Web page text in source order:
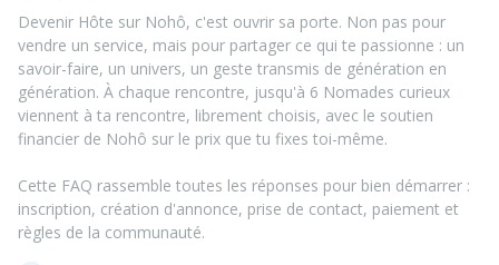
Devenir Hôte sur Nohô, c'est ouvrir sa porte. Non pas pour
vendre un service, mais pour partager ce qui te passionne : un
savoir-faire, un univers, un geste transmis de génération en
génération. À chaque rencontre, jusqu'à 6 Nomades curieux
viennent à ta rencontre, librement choisis, avec le soutien
financier de Nohô sur le prix que tu fixes toi-même.
Cette FAQ rassemble toutes les réponses pour bien démarrer :
inscription, création d'annonce, prise de contact, paiement et
règles de la communauté.